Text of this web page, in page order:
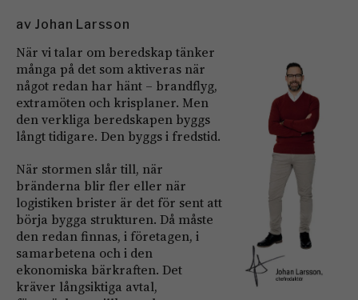
av Johan Larsson
När vi talar om beredskap tänker
många på det som aktiveras när
något redan har hänt – brandflyg,
extramöten och krisplaner. Men
den verkliga beredskapen byggs
långt tidigare. Den byggs i fredstid.
När stormen slår till, när
bränderna blir fler eller när
logistiken brister är det för sent att
börja bygga strukturen. Då måste
den redan finnas, i företagen, i
samarbetena och i den
ekonomiska bärkraften. Det
kräver långsiktiga avtal,